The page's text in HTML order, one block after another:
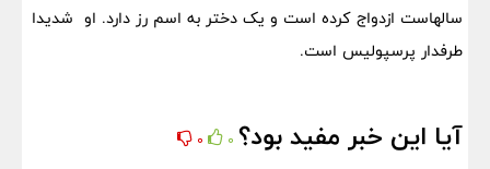
سالهاست ازدواج کرده است و یک دختر به اسم رز دارد. او شدیدا
طرفدار پرسپولیس است.
آیا این خبر مفید بود؟ 0
0